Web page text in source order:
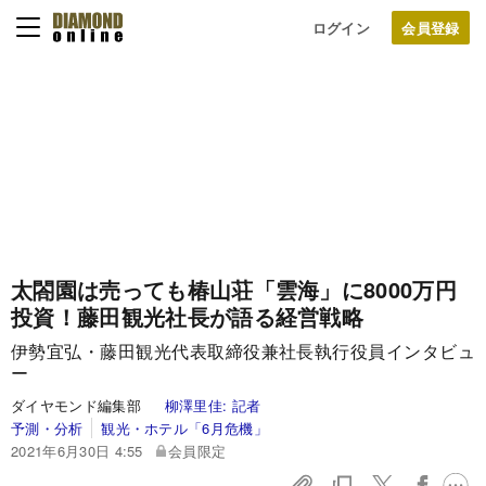
ログイン
太閤園は売っても椿山荘「雲海」に8000万円
投資！藤田観光社長が語る経営戦略
伊勢宜弘・藤田観光代表取締役兼社長執行役員インタビュ
ー
ダイヤモンド編集部 柳澤里佳: 記者
予測・分析
観光・ホテル「6月危機」
2021年6月30日 4:55
会員限定